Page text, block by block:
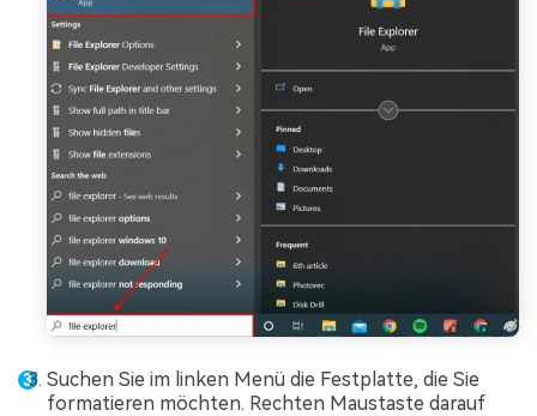
Suchen Sie im linken Menü die Festplatte, die Sie
formatieren möchten. Rechten Maustaste darauf